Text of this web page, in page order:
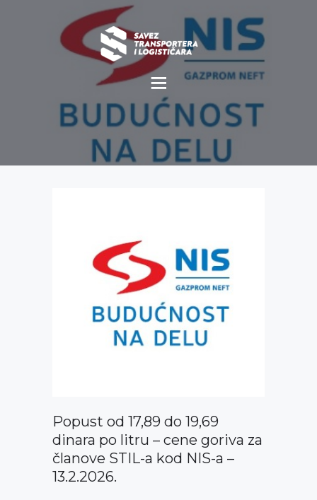
NOVOSTI
MISIJA I VIZIJA
GALERIJA
Popust od 17,89 do 19,69
dinara po litru – cene goriva za
članove STIL-a kod NIS-a –
13.2.2026.